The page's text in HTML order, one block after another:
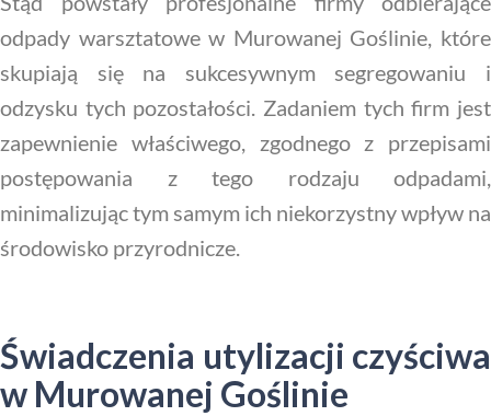
odpady warsztatowe w Murowanej Goślinie, które
skupiają się na sukcesywnym segregowaniu i
odzysku tych pozostałości. Zadaniem tych firm jest
zapewnienie właściwego, zgodnego z przepisami
postępowania z tego rodzaju odpadami,
minimalizując tym samym ich niekorzystny wpływ na
środowisko przyrodnicze.
Świadczenia utylizacji czyściwa
w Murowanej Goślinie